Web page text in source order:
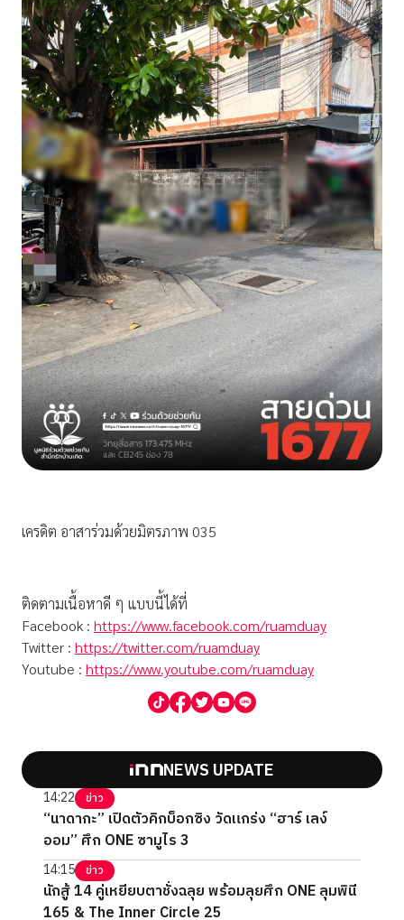
เครดิต อาสาร่วมด้วยมิตรภาพ 035
ติดตามเนื้อหาดี ๆ แบบนี้ได้ที่
Facebook : https://www.facebook.com/ruamduay
Twitter : https://twitter.com/ruamduay
Youtube : https://www.youtube.com/ruamduay
NEWS UPDATE
14:22 ข่าว
“นาดากะ” เปิดตัวคิกบ็อกซิง วัดแกร่ง “ฮาร์ เลง์
ออม” ศึก ONE ซามูไร 3
14:15 ข่าว
นักสู้ 14 คู่เหยียบตาชั่งฉลุย พร้อมลุยศึก ONE ลุมพินี
165 & The Inner Circle 25